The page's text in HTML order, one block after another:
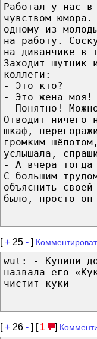
Работал у нас в
чувством
одному из
на работу.
на диванчике в
Заходит шутник
коллеги:
- Это кто?
- Это жена моя!
- Понятно!
Отводит ничего
шкаф,
громким
услышала,
- А вчера тогда
С большим
объяснить
было, просто он
[+ 25 - ]
wut: - Купили
назвала его
чистит куки
[+ 26 - ] [ 1 ]